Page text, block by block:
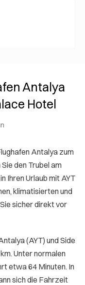
Antalya
Hotel
Antalya zum
den Trubel am
Ihren Urlaub mit AYT
klimatisierten und
sicher direkt vor
(AYT) und Side
Unter normalen
etwa 64 Minuten. In
sich die Fahrzeit